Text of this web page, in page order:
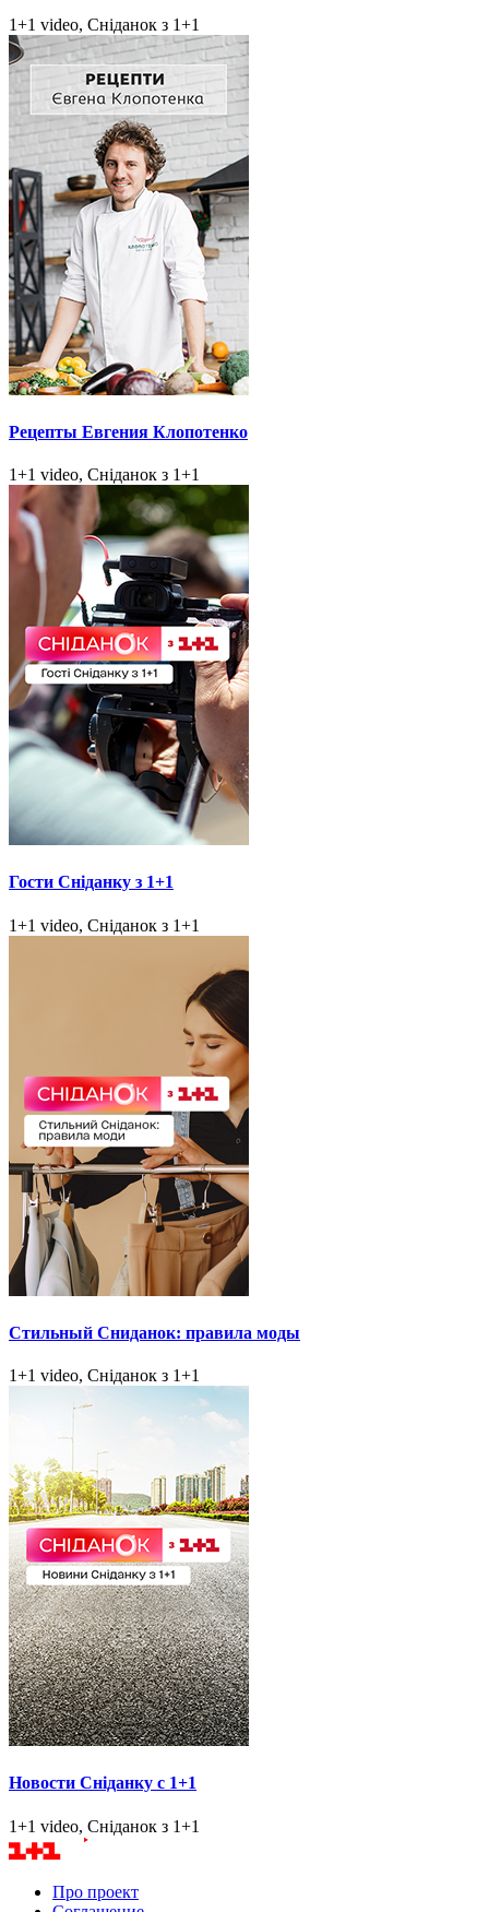
1+1 video, Сніданок з 1+1
Рецепты Евгения Клопотенко
1+1 video, Сніданок з 1+1
Гости Сніданку з 1+1
1+1 video, Сніданок з 1+1
Стильный Сниданок: правила моды
1+1 video, Сніданок з 1+1
Новости Сніданку с 1+1
1+1 video, Сніданок з 1+1
Про проект